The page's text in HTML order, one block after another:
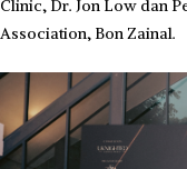
Clinic, Dr. Jon Low dan
Association, Bon Zainal.